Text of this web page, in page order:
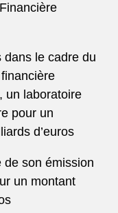
dans le cadre du
un laboratoire
pour un
d’euros
de son émission
un montant